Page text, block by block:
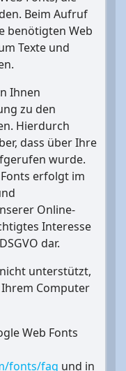
Beim Aufruf
benötigten Web
Texte und
Ihnen
zu den
Hierdurch
dass über Ihre
wurde.
erfolgt im
Online-
Interesse
dar.
unterstützt,
Computer
Web Fonts
fonts/faq und in